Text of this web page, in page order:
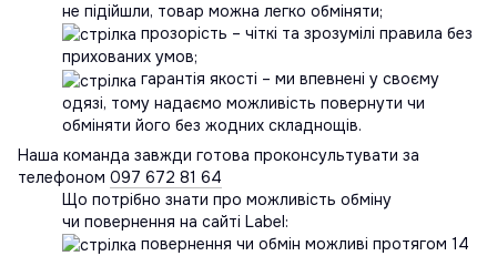
не підійшли, товар можна легко обміняти;
прозорість – чіткі та зрозумілі правила без
прихованих умов;
гарантія якості – ми впевнені у своєму
одязі, тому надаємо можливість повернути чи
обміняти його без жодних складнощів.
Наша команда завжди готова проконсультувати за
телефоном 097 672 81 64
Що потрібно знати про можливість обміну
чи повернення на сайті Label:
повернення чи обмін можливі протягом 14